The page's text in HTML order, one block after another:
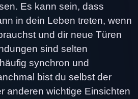
Es kann sein, dass
in dein Leben treten, wenn
und dir neue Türen
sind selten
synchron und
bist du selbst der
anderen wichtige Einsichten